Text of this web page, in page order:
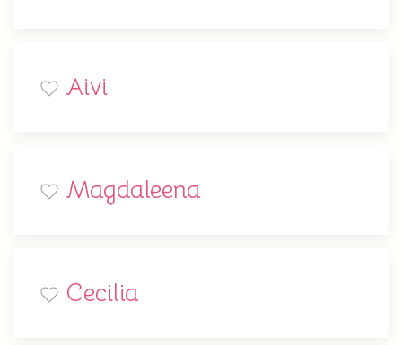
Aivi
Magdaleena
Cecilia